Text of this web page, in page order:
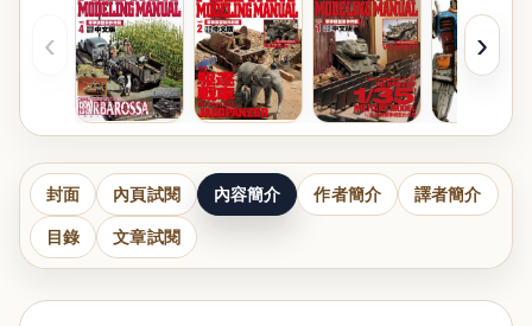
‹ ›
封面 內頁試閱 內容簡介 作者簡介 譯者簡介
目錄 文章試閱